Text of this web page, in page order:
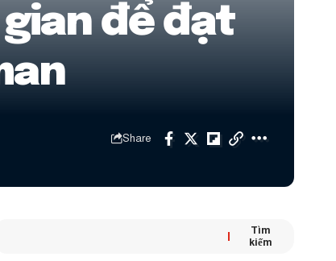
để đạt
Share
Tìm
kiếm